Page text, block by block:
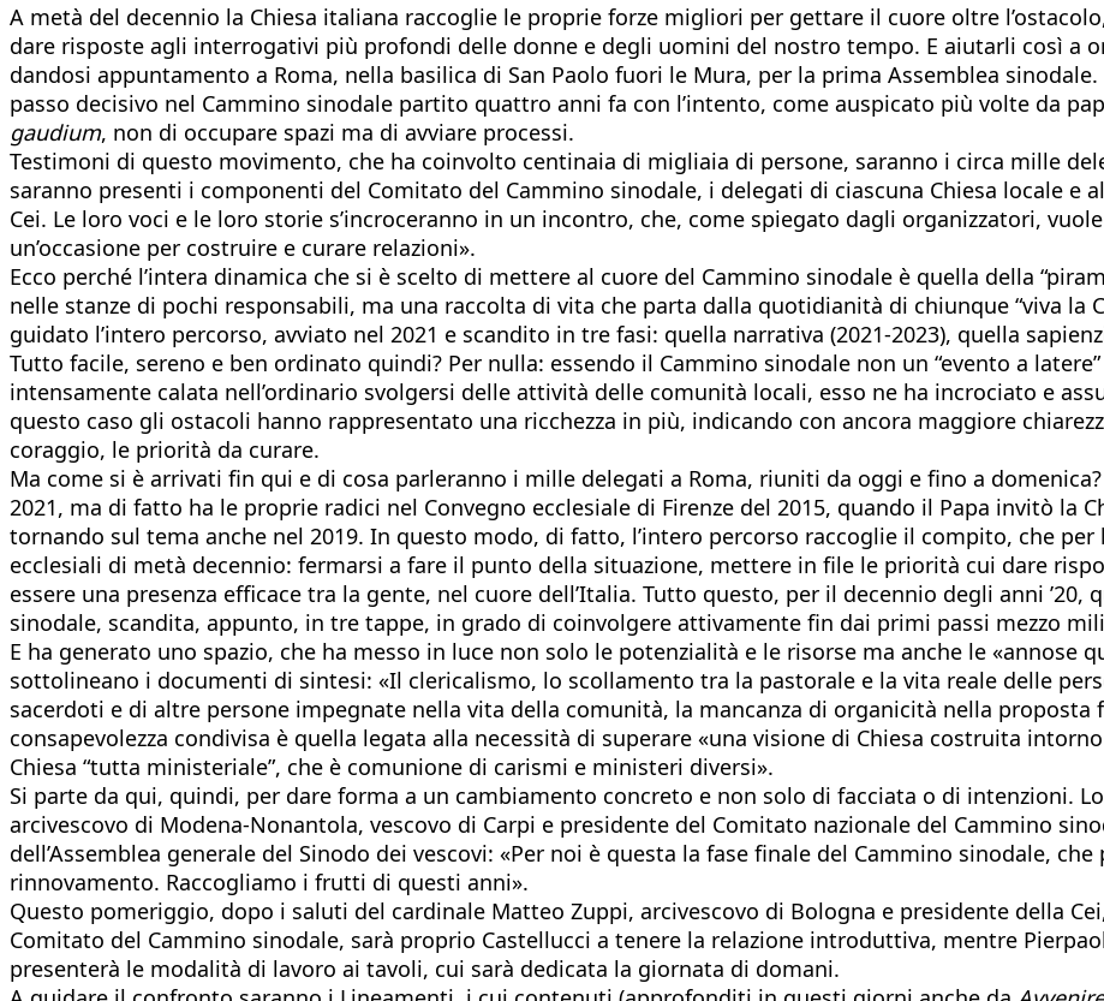
A metà del decennio la Chiesa italiana raccoglie le proprie forze migliori per gettare il cuore oltre
dare risposte agli interrogativi più profondi delle donne e degli uomini del nostro tempo. E aiutarli così a
dandosi appuntamento a Roma, nella basilica di San Paolo fuori le Mura, per la prima Assemblea
passo decisivo nel Cammino sinodale partito quattro anni fa con l’intento, come auspicato più volte da
gaudium, non di occupare spazi ma di avviare processi.
Testimoni di questo movimento, che ha coinvolto centinaia di migliaia di persone, saranno i circa mille
saranno presenti i componenti del Comitato del Cammino sinodale, i delegati di ciascuna Chiesa locale e
Cei. Le loro voci e le loro storie s’incroceranno in un incontro, che, come spiegato dagli organizzatori,
un’occasione per costruire e curare relazioni».
Ecco perché l’intera dinamica che si è scelto di mettere al cuore del Cammino sinodale è quella della
nelle stanze di pochi responsabili, ma una raccolta di vita che parta dalla quotidianità di chiunque “viva la
guidato l’intero percorso, avviato nel 2021 e scandito in tre fasi: quella narrativa (2021-2023), quella
Tutto facile, sereno e ben ordinato quindi? Per nulla: essendo il Cammino sinodale non un “evento a
intensamente calata nell’ordinario svolgersi delle attività delle comunità locali, esso ne ha incrociato e
questo caso gli ostacoli hanno rappresentato una ricchezza in più, indicando con ancora maggiore
coraggio, le priorità da curare.
Ma come si è arrivati fin qui e di cosa parleranno i mille delegati a Roma, riuniti da oggi e fino a
2021, ma di fatto ha le proprie radici nel Convegno ecclesiale di Firenze del 2015, quando il Papa invitò la
tornando sul tema anche nel 2019. In questo modo, di fatto, l’intero percorso raccoglie il compito, che
ecclesiali di metà decennio: fermarsi a fare il punto della situazione, mettere in file le priorità cui dare
essere una presenza efficace tra la gente, nel cuore dell’Italia. Tutto questo, per il decennio degli anni ’20,
sinodale, scandita, appunto, in tre tappe, in grado di coinvolgere attivamente fin dai primi passi mezzo
E ha generato uno spazio, che ha messo in luce non solo le potenzialità e le risorse ma anche le «annose
sottolineano i documenti di sintesi: «Il clericalismo, lo scollamento tra la pastorale e la vita reale delle
sacerdoti e di altre persone impegnate nella vita della comunità, la mancanza di organicità nella proposta
consapevolezza condivisa è quella legata alla necessità di superare «una visione di Chiesa costruita
Chiesa “tutta ministeriale”, che è comunione di carismi e ministeri diversi».
Si parte da qui, quindi, per dare forma a un cambiamento concreto e non solo di facciata o di intenzioni.
arcivescovo di Modena-Nonantola, vescovo di Carpi e presidente del Comitato nazionale del Cammino
dell’Assemblea generale del Sinodo dei vescovi: «Per noi è questa la fase finale del Cammino sinodale,
rinnovamento. Raccogliamo i frutti di questi anni».
Questo pomeriggio, dopo i saluti del cardinale Matteo Zuppi, arcivescovo di Bologna e presidente della
Comitato del Cammino sinodale, sarà proprio Castellucci a tenere la relazione introduttiva, mentre
presenterà le modalità di lavoro ai tavoli, cui sarà dedicata la giornata di domani.